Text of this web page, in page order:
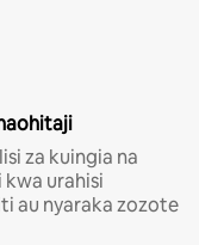
za kuingia na
urahisi
au nyaraka zozote